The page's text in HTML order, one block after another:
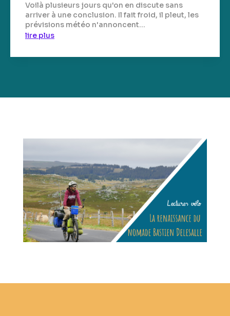
Voilà plusieurs jours qu'on en discute sans
arriver à une conclusion. Il fait froid, il pleut, les
prévisions météo n'annoncent...
lire plus